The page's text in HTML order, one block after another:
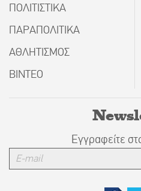
ΠΟΛΙΤΙΣΤΙΚΑ
ΠΑΡΑΠΟΛΙΤΙΚΑ
ΑΘΛΗΤΙΣΜΟΣ
ΒΙΝΤΕΟ
Εγγραφείτε